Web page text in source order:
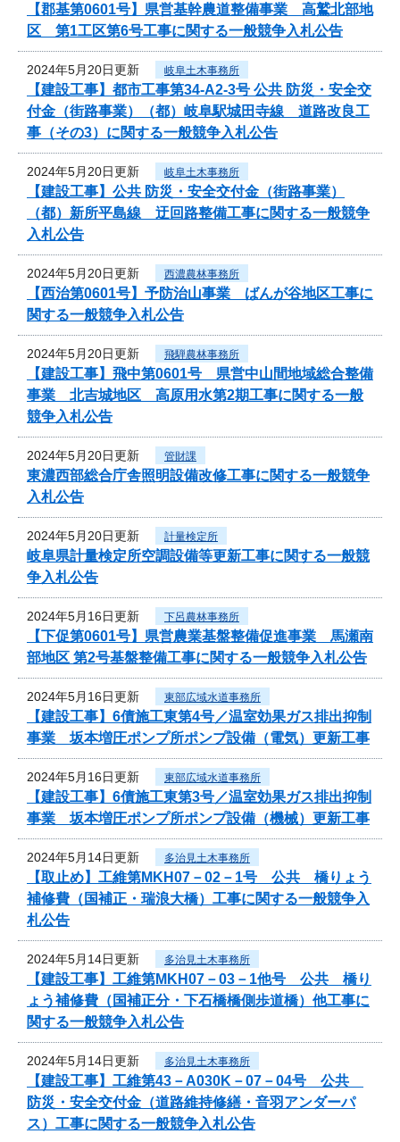
【郡基第0601号】県営基幹農道整備事業 高鷲北部地
区 第1工区第6号工事に関する一般競争入札公告
2024年5月20日更新 岐阜土木事務所
【建設工事】都市工事第34-A2-3号 公共 防災・安全交
付金（街路事業）（都）岐阜駅城田寺線 道路改良工
事（その3）に関する一般競争入札公告
2024年5月20日更新 岐阜土木事務所
【建設工事】公共 防災・安全交付金（街路事業）
（都）新所平島線 迂回路整備工事に関する一般競争
入札公告
2024年5月20日更新 西濃農林事務所
【西治第0601号】予防治山事業 ばんが谷地区工事に
関する一般競争入札公告
2024年5月20日更新 飛騨農林事務所
【建設工事】飛中第0601号 県営中山間地域総合整備
事業 北吉城地区 高原用水第2期工事に関する一般
競争入札公告
2024年5月20日更新 管財課
東濃西部総合庁舎照明設備改修工事に関する一般競争
入札公告
2024年5月20日更新 計量検定所
岐阜県計量検定所空調設備等更新工事に関する一般競
争入札公告
2024年5月16日更新 下呂農林事務所
【下促第0601号】県営農業基盤整備促進事業 馬瀬南
部地区 第2号基盤整備工事に関する一般競争入札公告
2024年5月16日更新 東部広域水道事務所
【建設工事】6債施工東第4号／温室効果ガス排出抑制
事業 坂本増圧ポンプ所ポンプ設備（電気）更新工事
2024年5月16日更新 東部広域水道事務所
【建設工事】6債施工東第3号／温室効果ガス排出抑制
事業 坂本増圧ポンプ所ポンプ設備（機械）更新工事
2024年5月14日更新 多治見土木事務所
【取止め】工維第MKH07－02－1号 公共 橋りょう
補修費（国補正・瑞浪大橋）工事に関する一般競争入
札公告
2024年5月14日更新 多治見土木事務所
【建設工事】工維第MKH07－03－1他号 公共 橋り
ょう補修費（国補正分・下石橋橋側歩道橋）他工事に
関する一般競争入札公告
2024年5月14日更新 多治見土木事務所
【建設工事】工維第43－A030K－07－04号 公共
防災・安全交付金（道路維持修繕・音羽アンダーパ
ス）工事に関する一般競争入札公告